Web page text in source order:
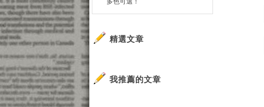
精選文章
我推薦的文章